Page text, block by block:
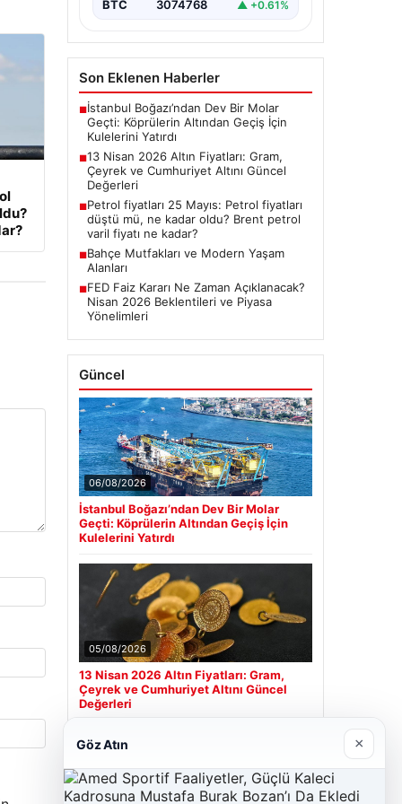
BTC 3074768 ▲ +0.61%
Son Eklenen Haberler
■İstanbul Boğazı’ndan Dev Bir Molar
Geçti: Köprülerin Altından Geçiş İçin
Kulelerini Yatırdı
■13 Nisan 2026 Altın Fiyatları: Gram,
Çeyrek ve Cumhuriyet Altını Güncel
Değerleri
■Petrol fiyatları 25 Mayıs: Petrol fiyatları
düştü mü, ne kadar oldu? Brent petrol
varil fiyatı ne kadar?
■Bahçe Mutfakları ve Modern Yaşam
Alanları
■FED Faiz Kararı Ne Zaman Açıklanacak?
Nisan 2026 Beklentileri ve Piyasa
Yönelimleri
Güncel
06/08/2026
İstanbul Boğazı’ndan Dev Bir Molar
Geçti: Köprülerin Altından Geçiş İçin
Kulelerini Yatırdı
05/08/2026
13 Nisan 2026 Altın Fiyatları: Gram,
Çeyrek ve Cumhuriyet Altını Güncel
Değerleri
Son Eklenen Firmalar
Göz Atın ×